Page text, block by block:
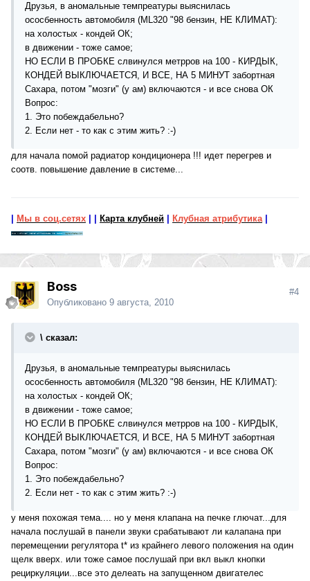
Друзья, в аномальные темпреатуры выяснилась
ососбенность автомобиля (ML320 "98 бензин, НЕ КЛИМАТ):
на холостых - кондей ОК;
в движении - тоже самое;
НО ЕСЛИ В ПРОБКЕ слвинулся метрров на 100 - КИРДЫК,
КОНДЕЙ ВЫКЛЮЧАЕТСЯ, И ВСЕ, НА 5 МИНУТ забортная
Сахара, потом "мозги" (у ам) включаются - и все снова ОК
Вопрос:
1. Это побеждабельно?
2. Если нет - то как с этим жить? :-)
для начала помой радиатор кондиционера !!! идет перегрев и
соотв. повышение давление в системе...
Мы в соц.сетях Карта клубней Клубная атрибутика|
Boss
Опубликовано 9 августа, 2010
#4
\ сказал:
Друзья, в аномальные темпреатуры выяснилась
ососбенность автомобиля (ML320 "98 бензин, НЕ КЛИМАТ):
на холостых - кондей ОК;
в движении - тоже самое;
НО ЕСЛИ В ПРОБКЕ слвинулся метрров на 100 - КИРДЫК,
КОНДЕЙ ВЫКЛЮЧАЕТСЯ, И ВСЕ, НА 5 МИНУТ забортная
Сахара, потом "мозги" (у ам) включаются - и все снова ОК
Вопрос:
1. Это побеждабельно?
2. Если нет - то как с этим жить? :-)
у меня похожая тема.... но у меня клапана на печке глючат...для
начала послушай в панели звуки срабатывают ли калапана при
перемещении регулятора t* из крайнего левого положения на один
щелк вверх. или тоже самое послушай при вкл выкл кнопки
рециркуляции...все это делеать на запущенном двигателес